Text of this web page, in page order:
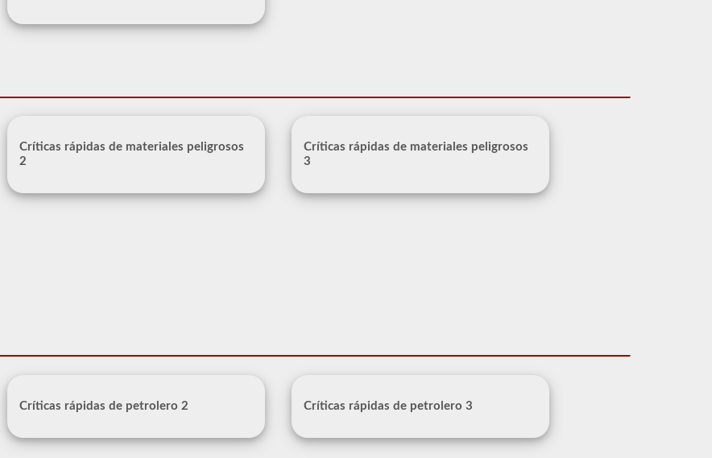
Críticas rápidas de materiales peligrosos
2
Críticas rápidas de materiales peligrosos
3
Críticas rápidas de petrolero 2 Críticas rápidas de petrolero 3